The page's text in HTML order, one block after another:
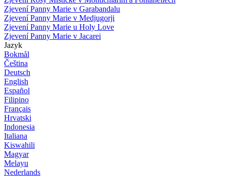
Zjevení Panny Marie v Garabandalu
Zjevení Panny Marie v Medjugorji
Zjevení Panny Marie u Holy Love
Zjevení Panny Marie v Jacarei
Jazyk
Bokmål
Čeština
Deutsch
English
Español
Filipino
Français
Hrvatski
Indonesia
Italiana
Kiswahili
Magyar
Melayu
Nederlands